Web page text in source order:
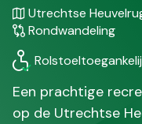
Gebied
/
Regio
Utrechtse
Rondwandeling
Een prachtige
op de Utrechtse